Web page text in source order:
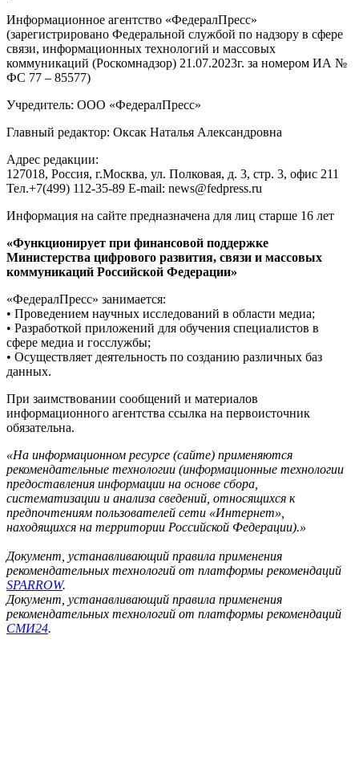
Информационное агентство «ФедералПресс»
(зарегистрировано Федеральной службой по надзору в сфере
связи, информационных технологий и массовых
коммуникаций (Роскомнадзор) 21.07.2023г. за номером ИА №
ФС 77 – 85577)
Учредитель: ООО «ФедералПресс»
Главный редактор: Оксак Наталья Александровна
Адрес редакции:
127018, Россия, г.Москва, ул. Полковая, д. 3, стр. 3, офис 211
Тел.+7(499) 112-35-89 E-mail: news@fedpress.ru
Информация на сайте предназначена для лиц старше 16 лет
«Функционирует при финансовой поддержке
Министерства цифрового развития, связи и массовых
коммуникаций Российской Федерации»
«ФедералПресс» занимается:
• Проведением научных исследований в области медиа;
• Разработкой приложений для обучения специалистов в
сфере медиа и госслужбы;
• Осуществляет деятельность по созданию различных баз
данных.
При заимствовании сообщений и материалов
информационного агентства ссылка на первоисточник
обязательна.
«На информационном ресурсе (сайте) применяются
рекомендательные технологии (информационные технологии
предоставления информации на основе сбора,
систематизации и анализа сведений, относящихся к
предпочтениям пользователей сети «Интернет»,
находящихся на территории Российской Федерации).»
Документ, устанавливающий правила применения
рекомендательных технологий от платформы рекомендаций
SPARROW.
Документ, устанавливающий правила применения
рекомендательных технологий от платформы рекомендаций
СМИ24.